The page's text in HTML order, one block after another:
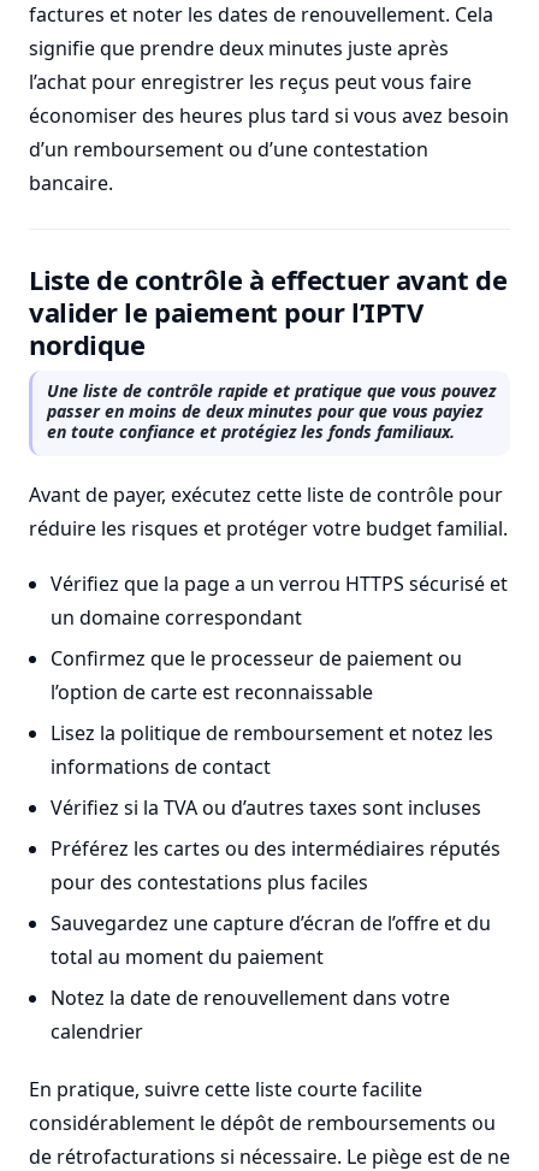
factures et noter les dates de renouvellement. Cela
signifie que prendre deux minutes juste après
l’achat pour enregistrer les reçus peut vous faire
économiser des heures plus tard si vous avez besoin
d’un remboursement ou d’une contestation
bancaire.
Liste de contrôle à effectuer avant de
valider le paiement pour l’IPTV
nordique
Une liste de contrôle rapide et pratique que vous pouvez
passer en moins de deux minutes pour que vous payiez
en toute confiance et protégiez les fonds familiaux.
Avant de payer, exécutez cette liste de contrôle pour
réduire les risques et protéger votre budget familial.
Vérifiez que la page a un verrou HTTPS sécurisé et
un domaine correspondant
Confirmez que le processeur de paiement ou
l’option de carte est reconnaissable
Lisez la politique de remboursement et notez les
informations de contact
Vérifiez si la TVA ou d’autres taxes sont incluses
Préférez les cartes ou des intermédiaires réputés
pour des contestations plus faciles
Sauvegardez une capture d’écran de l’offre et du
total au moment du paiement
Notez la date de renouvellement dans votre
calendrier
En pratique, suivre cette liste courte facilite
considérablement le dépôt de remboursements ou
de rétrofacturations si nécessaire. Le piège est de ne